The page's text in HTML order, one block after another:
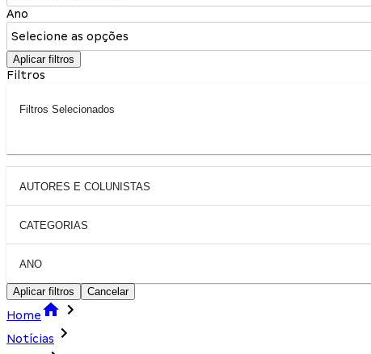
Ano
Selecione as opções
Aplicar filtros
Filtros
Filtros Selecionados
AUTORES E COLUNISTAS
CATEGORIAS
ANO
Aplicar filtros Cancelar
Home
Notícias